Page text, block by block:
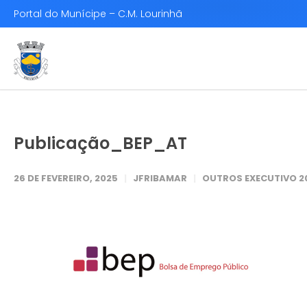
Portal do Munícipe – C.M. Lourinhã
Publicação_BEP_AT
26 DE FEVEREIRO, 2025 JFRIBAMAR OUTROS EXECUTIVO